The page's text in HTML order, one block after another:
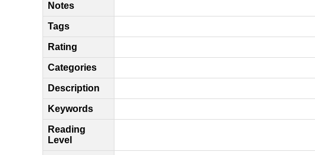
Notes
Tags
Rating
Categories
Description
Keywords
Reading
Level